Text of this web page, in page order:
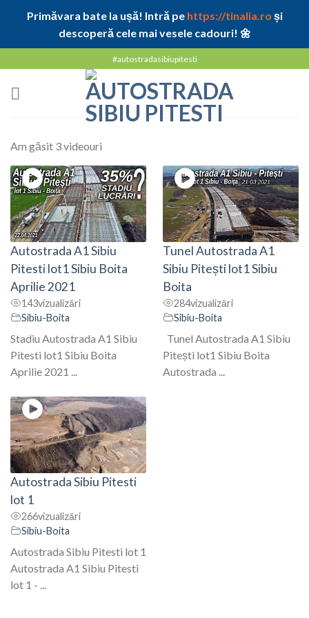
Primăvara bate la ușă! Intră pe https://tinalia.ro și
descoperă cele mai vesele cadouri! 🌼
to
content
#autostradasibiupitesti
Am găsit 3 videouri
Autostrada A1 Sibiu
Pitesti lot1 Sibiu Boita
Aprilie 2021
143vizualizări
Sibiu-Boita
Stadiu Autostrada A1 Sibiu
Pitesti lot1 Sibiu Boita
Aprilie 2021 ...
Tunel Autostrada A1
Sibiu Pitești lot1 Sibiu
Boita
284vizualizări
Sibiu-Boita
Tunel Autostrada A1 Sibiu
Pitești lot1 Sibiu Boita
Autostrada ...
Autostrada Sibiu Pitesti
lot 1
266vizualizări
Sibiu-Boita
Autostrada Sibiu Pitesti lot 1
Autostrada A1 Sibiu Pitesti
lot 1 - ...